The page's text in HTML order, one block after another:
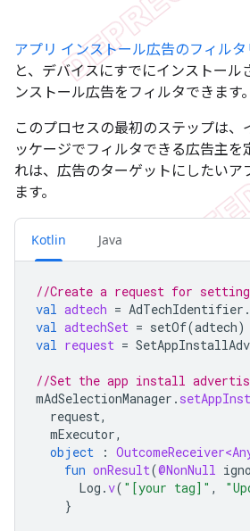
アプリ インストール広告のフィル
と、デバイスにすでにインストール
ンストール広告をフィルタできます。
このプロセスの最初のステップは、
ッケージでフィルタできる広告主を
れは、広告のターゲットにしたいア
ます。
Kotlin Java
//Create a request for
val adtech = AdTechIdentifier .
val adtechSet = setOf(adtech)
val request =
//Set the app install
mAdSelectionManager .
request,
mExecutor,
object
:
fun onResult(@NonNull
Log .v( "[your tag]" ,
}